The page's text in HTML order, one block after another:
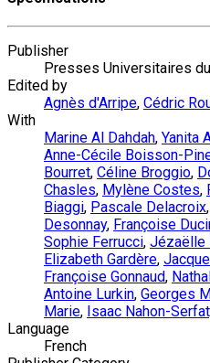
Publisher
Presses Universitaires
Edited by
Agnès d'Arripe, Cédric
With
Marine Al Dahdah, Yanita
Anne-Cécile Boisson-
Bourret, Céline Broggio,
Chasles, Mylène Costes,
Biaggi, Pascale Delacroix,
Desonnay, Françoise
Sophie Ferrucci, Jézaëlle
Elizabeth Gardère,
Françoise Gonnaud,
Antoine Lurkin, Georges
Marie, Isaac Nahon-
Language
French